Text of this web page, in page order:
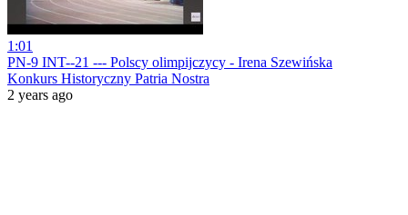
1:01
PN-9 INT--21 --- Polscy olimpijczycy - Irena Szewińska
Konkurs Historyczny Patria Nostra
2 years ago